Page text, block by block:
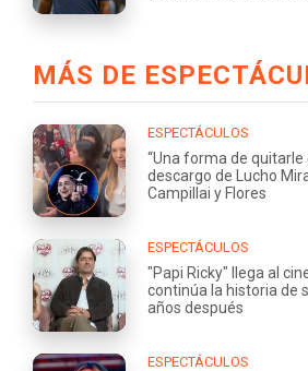
MÁS DE
ESPECTÁCULOS
“Una forma de quitarle
descargo de Lucho
Campillai y Flores
ESPECTÁCULOS
"Papi Ricky" llega al
continúa la historia de
años después
ESPECTÁCULOS